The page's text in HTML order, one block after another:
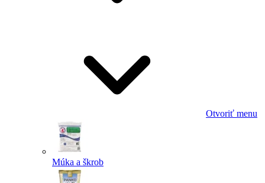
Otvoriť menu
Múka a škrob
Powered by chaterimo